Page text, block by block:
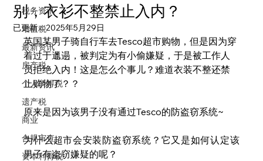
税务资讯
增值税
最新资讯
房产税
个人所得税
遗产税
商业
合规审查
资本利得税
别，衣衫不整禁止入内？
已更新：2025年5月29日
英国某男子骑自行车去Tesco超市购物，但是因为穿
着过于邋遢，被判定为有小偷嫌疑，于是被工作人
员拒绝入内！这是怎么个事儿？难道衣装不整还禁
止购物了？？
原来是因为该男子没有通过Tesco的防盗窃系统~
为什么超市会安装防盗窃系统？它又是如何认定该
男子有盗窃嫌疑的呢？